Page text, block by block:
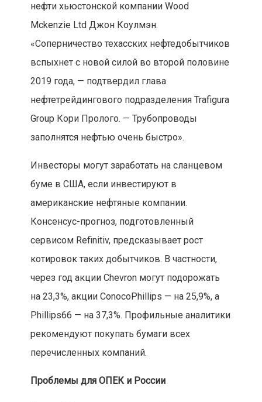
нефти хьюстонской компании Wood
Mckenzie Ltd Джон Коулмэн.
«Соперничество техасских нефтедобытчиков
вспыхнет с новой силой во второй половине
2019 года, — подтвердил глава
нефтетрейдингового подразделения Trafigura
Group Кори Пролого. — Трубопроводы
заполнятся нефтью очень быстро».
Инвесторы могут заработать на сланцевом
буме в США, если инвестируют в
американские нефтяные компании.
Консенсус-прогноз, подготовленный
сервисом Refinitiv, предсказывает рост
котировок таких добытчиков. В частности,
через год акции Chevron могут подорожать
на 23,3%, акции ConocoPhillips — на 25,9%, а
Phillips66 — на 37,3%. Профильные аналитики
рекомендуют покупать бумаги всех
перечисленных компаний.
Проблемы для ОПЕК и России